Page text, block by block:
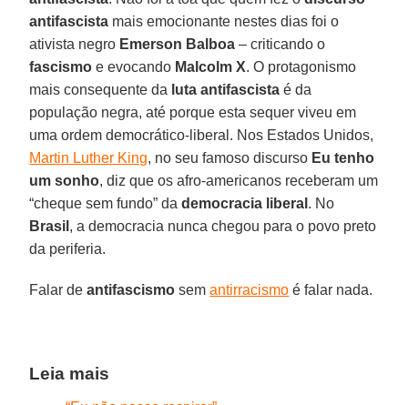
antifascista mais emocionante nestes dias foi o
ativista negro Emerson Balboa – criticando o
fascismo e evocando Malcolm X. O protagonismo
mais consequente da luta antifascista é da
população negra, até porque esta sequer viveu em
uma ordem democrático-liberal. Nos Estados Unidos,
Martin Luther King, no seu famoso discurso Eu tenho
um sonho, diz que os afro-americanos receberam um
“cheque sem fundo” dademocracia liberal . No
Brasil , a democracia nunca chegou para o povo preto
da periferia.
Falar deantifascismo semantirracismo é falar nada.
Leia mais